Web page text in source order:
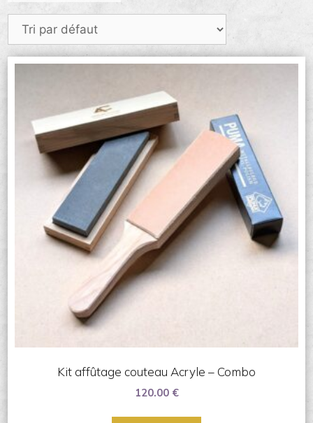
Kit affûtage couteau Acryle – Combo
120.00 €